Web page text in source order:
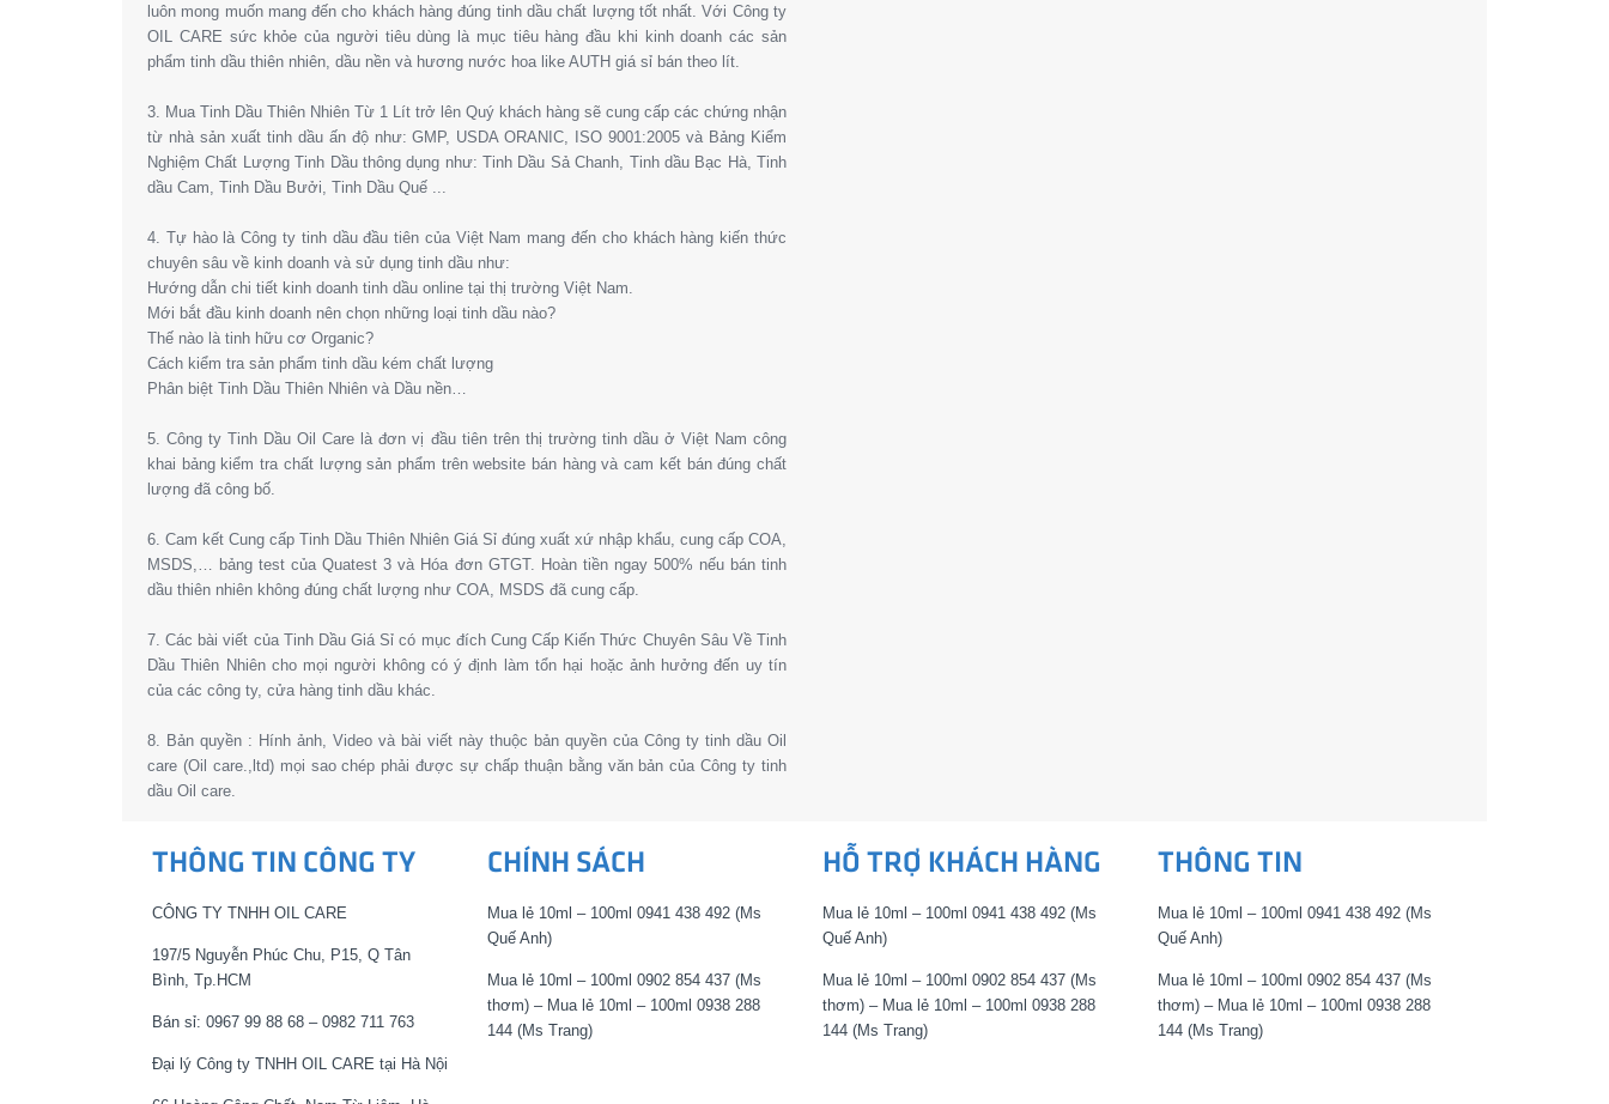
luôn mong muốn mang đến cho khách hàng đúng tinh dầu chất lượng tốt nhất. Với Công ty
OIL CARE sức khỏe của người tiêu dùng là mục tiêu hàng đầu khi kinh doanh các sản
phẩm tinh dầu thiên nhiên, dầu nền và hương nước hoa like AUTH giá sỉ bán theo lít.
3. Mua Tinh Dầu Thiên Nhiên Từ 1 Lít trở lên Quý khách hàng sẽ cung cấp các chứng nhận
từ nhà sản xuất tinh dầu ấn độ như: GMP, USDA ORANIC, ISO 9001:2005 và Bảng Kiểm
Nghiệm Chất Lượng Tinh Dầu thông dụng như: Tinh Dầu Sả Chanh, Tinh dầu Bạc Hà, Tinh
dầu Cam, Tinh Dầu Bưởi, Tinh Dầu Quế ...
4. Tự hào là Công ty tinh dầu đầu tiên của Việt Nam mang đến cho khách hàng kiến thức
chuyên sâu về kinh doanh và sử dụng tinh dầu như:
Hướng dẫn chi tiết kinh doanh tinh dầu online tại thị trường Việt Nam.
Mới bắt đầu kinh doanh nên chọn những loại tinh dầu nào?
Thế nào là tinh hữu cơ Organic?
Cách kiểm tra sản phẩm tinh dầu kém chất lượng
Phân biệt Tinh Dầu Thiên Nhiên và Dầu nền…
5. Công ty Tinh Dầu Oil Care là đơn vị đầu tiên trên thị trường tinh dầu ở Việt Nam công
khai bảng kiểm tra chất lượng sản phẩm trên website bán hàng và cam kết bán đúng chất
lượng đã công bố.
6. Cam kết Cung cấp Tinh Dầu Thiên Nhiên Giá Sỉ đúng xuất xứ nhập khẩu, cung cấp COA,
MSDS,… bảng test của Quatest 3 và Hóa đơn GTGT. Hoàn tiền ngay 500% nếu bán tinh
dầu thiên nhiên không đúng chất lượng như COA, MSDS đã cung cấp.
7. Các bài viết của Tinh Dầu Giá Sỉ có mục đích Cung Cấp Kiến Thức Chuyên Sâu Về Tinh
Dầu Thiên Nhiên cho mọi người không có ý định làm tổn hại hoặc ảnh hưởng đến uy tín
của các công ty, cửa hàng tinh dầu khác.
8. Bản quyền : Hính ảnh, Video và bài viết này thuộc bản quyền của Công ty tinh dầu Oil
care (Oil care.,ltd) mọi sao chép phải được sự chấp thuận bằng văn bản của Công ty tinh
dầu Oil care.
THÔNG TIN CÔNG TY
CÔNG TY TNHH OIL CARE
197/5 Nguyễn Phúc Chu, P15, Q Tân
Bình, Tp.HCM
Bán sỉ: 0967 99 88 68 – 0982 711 763
Đại lý Công ty TNHH OIL CARE tại Hà Nội
CHÍNH SÁCH
Mua lẻ 10ml – 100ml 0941 438 492 (Ms
Quế Anh)
Mua lẻ 10ml – 100ml 0902 854 437 (Ms
thơm) – Mua lẻ 10ml – 100ml 0938 288
144 (Ms Trang)
HỖ TRỢ KHÁCH HÀNG
Mua lẻ 10ml – 100ml 0941 438 492 (Ms
Quế Anh)
Mua lẻ 10ml – 100ml 0902 854 437 (Ms
thơm) – Mua lẻ 10ml – 100ml 0938 288
144 (Ms Trang)
THÔNG TIN
Mua lẻ 10ml – 100ml 0941 438 492 (Ms
Quế Anh)
Mua lẻ 10ml – 100ml 0902 854 437 (Ms
thơm) – Mua lẻ 10ml – 100ml 0938 288
144 (Ms Trang)